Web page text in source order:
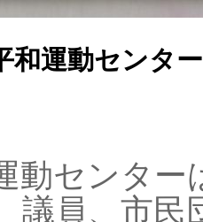
和運動センタ
動センタ
議員、市